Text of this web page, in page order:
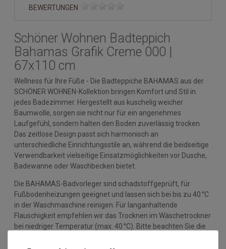
BEWERTUNGEN
Schöner Wohnen Badteppich
Bahamas Grafik Creme 000 |
67x110 cm
Wellness für Ihre Füße - Die Badteppiche BAHAMAS aus der
SCHÖNER WOHNEN-Kollektion bringen Komfort und Stil in
jedes Badezimmer. Hergestellt aus kuschelig weicher
Baumwolle, sorgen sie nicht nur für ein angenehmes
Laufgefühl, sondern halten den Boden zuverlässig trocken.
Das zeitlose Design passt sich harmonisch an
unterschiedliche Einrichtungsstile an, während die beidseitige
Verwendbarkeit vielseitige Einsatzmöglichkeiten vor Dusche,
Badewanne oder Waschbecken bietet.
Die BAHAMAS-Badvorleger sind schadstoffgeprüft, für
Fußbodenheizungen geeignet und lassen sich bei bis zu 40 °C
in der Waschmaschine reinigen. Für langanhaltende
Flauschigkeit empfehlen wir das Trocknen im Wäschetrockner
bei niedriger Temperatur (max. 40 °C). Bitte beachten Sie die